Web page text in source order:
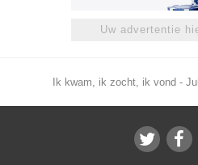
Uw advertentie
Ik kwam, ik zocht, ik vond -